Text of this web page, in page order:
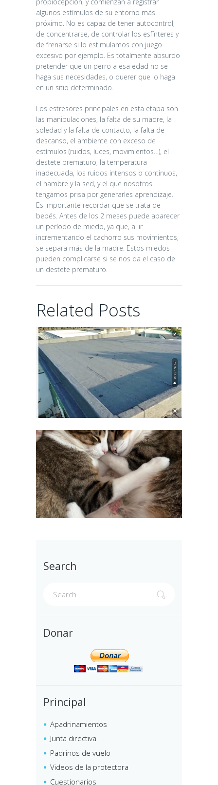
algunos estímulos de su entorno más
próximo. No es capaz de tener autocontrol,
de concentrarse, de controlar los esfínteres y
de frenarse si lo estimulamos con juego
excesivo por ejemplo. Es totalmente absurdo
pretender que un perro a esa edad no se
haga sus necesidades, o querer que lo haga
en un sitio determinado.
Los estresores principales en esta etapa son
las manipulaciones, la falta de su madre, la
soledad y la falta de contacto, la falta de
descanso, el ambiente con exceso de
estímulos (ruidos, luces, movimientos…), el
destete prematuro, la temperatura
inadecuada, los ruidos intensos o continuos,
el hambre y la sed, y el que nosotros
tengamos prisa por generarles aprendizaje.
Es importante recordar que se trata de
bebés. Antes de los 2 meses puede aparecer
un período de miedo, ya que, al ir
incrementando el cachorro sus movimientos,
se separa más de la madre. Estos miedos
pueden complicarse si se nos da el caso de
un destete prematuro.
Related Posts
MEJORA
CONTINUA DE
LAS
INSTALACIONES
24 days ago
ALOIA Y
ANDURIÑA..
ADOPCIONES
MARAVILLOSAS
24 days ago
Search
Donar
Principal
Apadrinamientos
Junta directiva
Padrinos de vuelo
Videos de la protectora
Cuestionarios